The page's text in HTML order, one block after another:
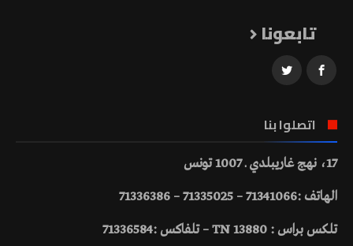
تابعونا
اتصلوا بنا
17، نهج غاريبلدي ـ 1007 تونس
الهاتف :71341066 – 71335025 – 71336386
تلكس براس : 13880 TN – تلفاكس :71336584